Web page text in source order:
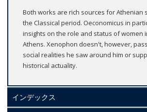
Both works are rich sources for Athenian
the Classical period. Oeconomicus in
insights on the role and status of women
Athens. Xenophon doesn't, however,
social realities he saw around him or
historical actuality.
インデックス